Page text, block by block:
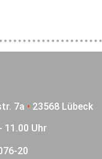
7a • 23568 Lübeck
11.00 Uhr
20